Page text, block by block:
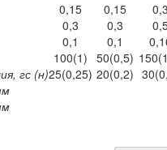
0,15
0,3
0,15
0,3
0,3
0,1 0,1
100(1) 50(0,5)
гс (н)25(0,25) 20(0,2)